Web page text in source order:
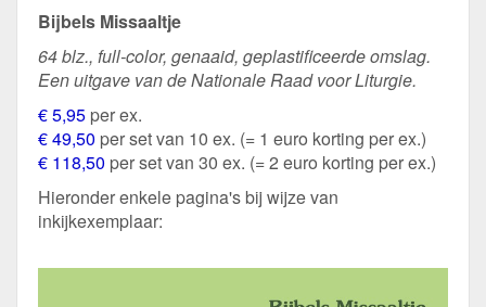
Bijbels Missaaltje
64 blz., full-color, genaaid, geplastificeerde omslag.
Een uitgave van de Nationale Raad voor Liturgie.
€ 5,95 per ex.
€ 49,50 per set van 10 ex. (= 1 euro korting per ex.)
€ 118,50 per set van 30 ex. (= 2 euro korting per ex.)
Hieronder enkele pagina's bij wijze van
inkijkexemplaar: